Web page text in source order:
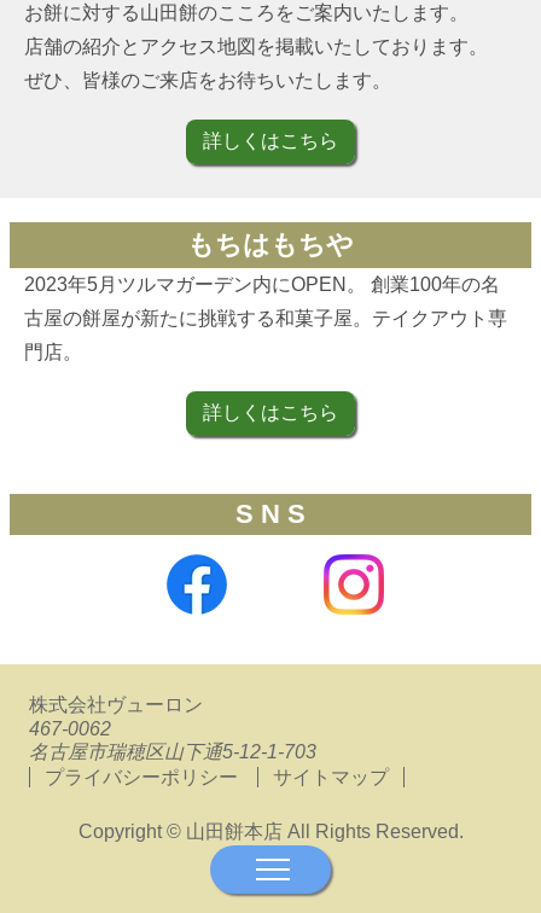
お餅に対する山田餅のこころをご案内いたします。
店舗の紹介とアクセス地図を掲載いたしております。
ぜひ、皆様のご来店をお待ちいたします。
詳しくはこちら
もちはもちや
2023年5月ツルマガーデン内にOPEN。 創業100年の名
古屋の餅屋が新たに挑戦する和菓子屋。テイクアウト専
門店。
詳しくはこちら
S N S
株式会社ヴューロン
467-0062
名古屋市瑞穂区山下通5-12-1-703
プライバシーポリシー
サイトマップ
Copyright © 山田餅本店 All Rights Reserved.